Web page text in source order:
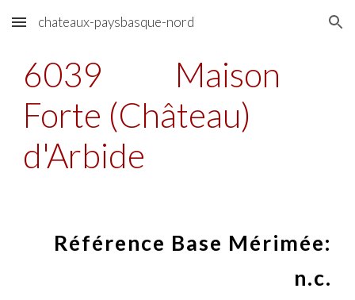
Skip to main content Skip to navigation
chateaux-paysbasque-nord
6039
Maison
Forte (Château)
d'Arbide
Référence Base Mérimée:
n.c.